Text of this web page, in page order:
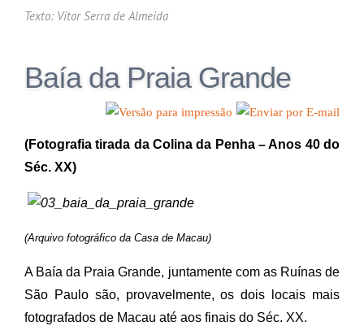
Texto: Vítor Serra de Almeida
Baía da Praia Grande
(Fotografia tirada da Colina da Penha – Anos 40 do
Séc. XX)
(Arquivo fotográfico da Casa de Macau)
A Baía da Praia Grande, juntamente com as Ruínas de
São Paulo são, provavelmente, os dois locais mais
fotografados de Macau até aos finais do Séc. XX.